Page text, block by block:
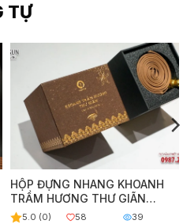
TỰ
HỘP ĐỰNG NHANG KHOANH
TRẦM HƯƠNG THƯ GIÃN
THƯỢNG HẠNG
5.0 (0) 58 39